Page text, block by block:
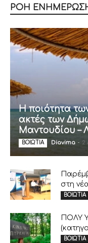
ΡΟΗ
Η ποιότητα
ακτές των
Μαντουδίου –
ΒΟΙΩΤΙΑ Diavima - 2
στη
ΒΟΙΩΤΙΑ
ΠΟΛΥ
ΒΟΙΩΤΙΑ